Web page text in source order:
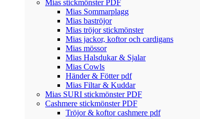
Mias stickmönster PDF
Mias Sommarplagg
Mias baströjor
Mias tröjor stickmönster
Mias jackor, koftor och cardigans
Mias mössor
Mias Halsdukar & Sjalar
Mias Cowls
Händer & Fötter pdf
Mias Filtar & Kuddar
Mias SURI stickmönster PDF
Cashmere stickmönster PDF
Tröjor & koftor cashmere pdf